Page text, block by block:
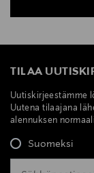
TILAA
Uutiskirjeestämme
Uutena tilaajana
alennuksen
Suomeksi